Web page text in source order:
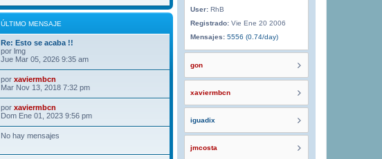
ÚLTIMO MENSAJE
Re: Esto se acaba !!
por lmg
Jue Mar 05, 2026 9:35 am
por xaviermbcn
Mar Nov 13, 2018 7:32 pm
por xaviermbcn
Dom Ene 01, 2023 9:56 pm
No hay mensajes
User: RhB
Registrado: Vie Ene 20 2006
Mensajes: 5556 (0.74/day)
gon
xaviermbcn
iguadix
jmcosta